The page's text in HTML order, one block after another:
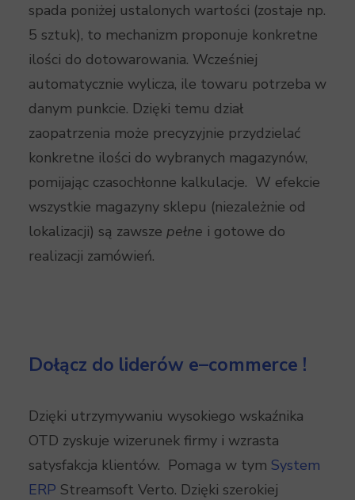
spada poniżej ustalonych wartości (zostaje np.
5 sztuk), to mechanizm proponuje konkretne
ilości do dotowarowania. Wcześniej
automatycznie wylicza, ile towaru potrzeba w
danym punkcie. Dzięki temu dział
zaopatrzenia może precyzyjnie przydzielać
konkretne ilości do wybranych magazynów,
pomijając czasochłonne kalkulacje. W efekcie
wszystkie magazyny sklepu (niezależnie od
lokalizacji) są zawsze pełne i gotowe do
realizacji zamówień.
Dołącz do liderów e–commerce !
Dzięki utrzymywaniu wysokiego wskaźnika
OTD zyskuje wizerunek firmy i wzrasta
satysfakcja klientów. Pomaga w tym System
ERP Streamsoft Verto. Dzięki szerokiej